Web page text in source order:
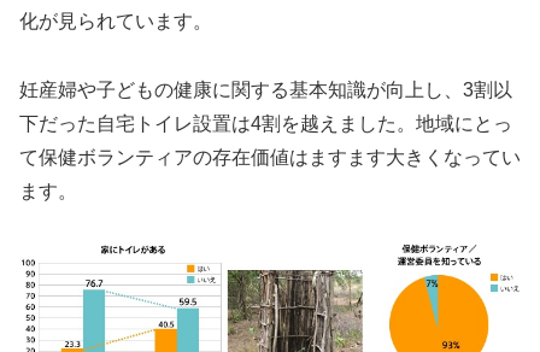
化が見られています。
妊産婦や子どもの健康に関する基本知識が向上し、3割以
下だった自宅トイレ設置は4割を越えました。地域にとっ
て保健ボランティアの存在価値はますます大きくなってい
ます。